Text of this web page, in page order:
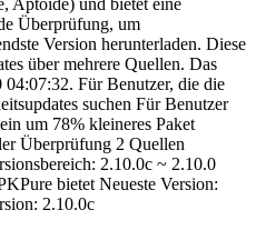
Überprüfung, um
Version herunterladen. Diese
über mehrere Quellen. Das
Für Benutzer, die die
suchen Für Benutzer
um 78% kleineres Paket
Überprüfung 2 Quellen
2.10.0c ~ 2.10.0
bietet Neueste Version:
2.10.0c